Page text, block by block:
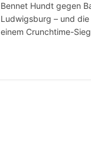
Bennet Hundt gegen
Ludwigsburg – und
einem Crunchtime-